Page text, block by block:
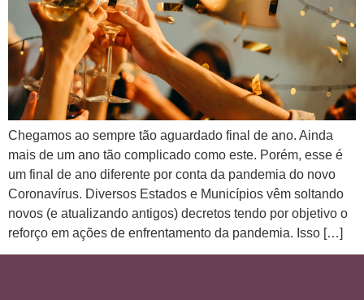
Chegamos ao sempre tão aguardado final de ano. Ainda
mais de um ano tão complicado como este. Porém, esse é
um final de ano diferente por conta da pandemia do novo
Coronavírus. Diversos Estados e Municípios vêm soltando
novos (e atualizando antigos) decretos tendo por objetivo o
reforço em ações de enfrentamento da pandemia. Isso […]